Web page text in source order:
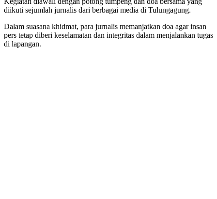
diikuti sejumlah jurnalis dari berbagai media di Tulungagung.
Dalam suasana khidmat, para jurnalis memanjatkan doa agar insan
pers tetap diberi keselamatan dan integritas dalam menjalankan tugas
di lapangan.